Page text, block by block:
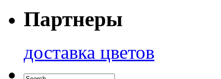
Партнеры
доставка цветов